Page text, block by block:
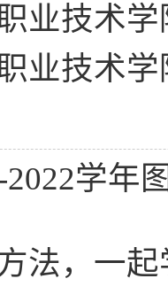
业技术
业技术
2022学年
法，一